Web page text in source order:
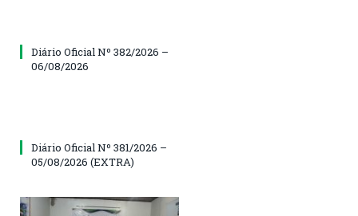
Diário Oficial Nº 382/2026 –
06/08/2026
Diário Oficial Nº 381/2026 –
05/08/2026 (EXTRA)